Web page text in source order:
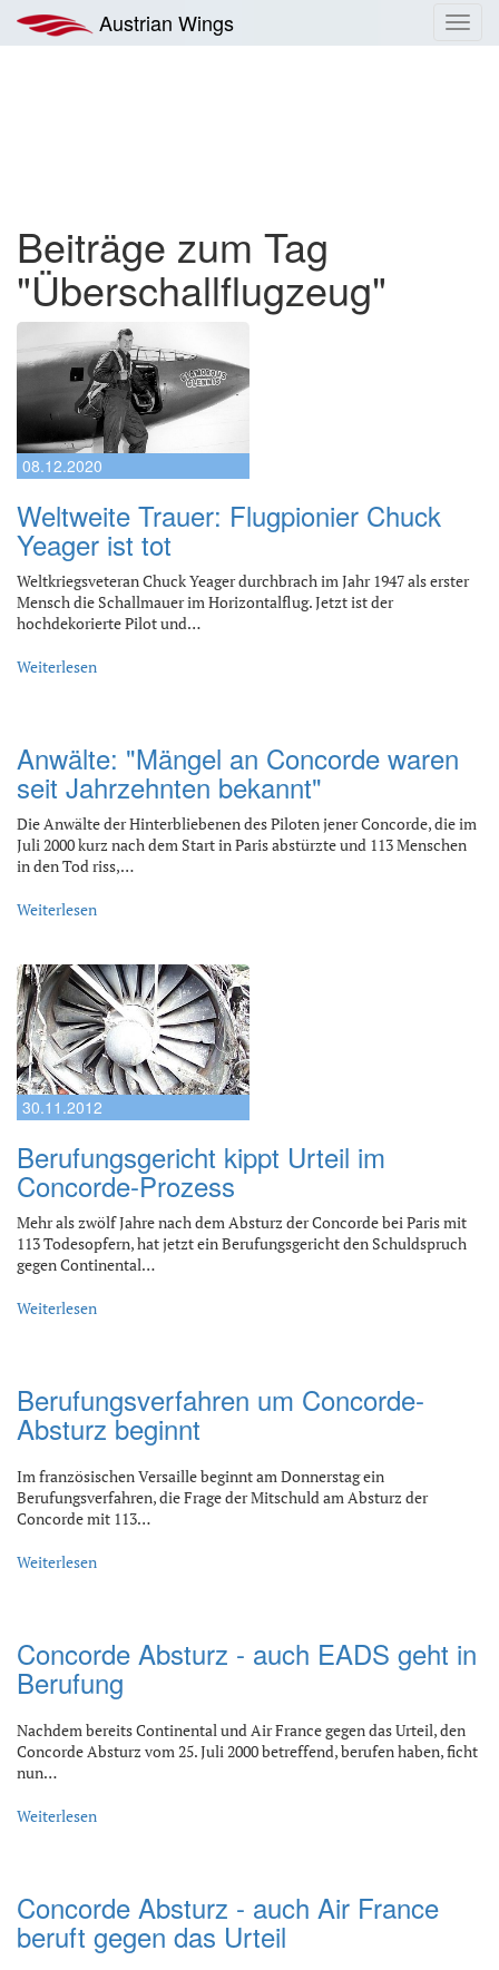
Inhalt
springen
Austrian Wings
Beiträge zum Tag
"Überschallflugzeug"
08.12.2020
Weltweite Trauer: Flugpionier Chuck
Yeager ist tot
Weltkriegsveteran Chuck Yeager durchbrach im Jahr 1947 als erster
Mensch die Schallmauer im Horizontalflug. Jetzt ist der
hochdekorierte Pilot und…
Weiterlesen
Anwälte: "Mängel an Concorde waren
seit Jahrzehnten bekannt"
Die Anwälte der Hinterbliebenen des Piloten jener Concorde, die im
Juli 2000 kurz nach dem Start in Paris abstürzte und 113 Menschen
in den Tod riss,…
Weiterlesen
30.11.2012
Berufungsgericht kippt Urteil im
Concorde-Prozess
Mehr als zwölf Jahre nach dem Absturz der Concorde bei Paris mit
113 Todesopfern, hat jetzt ein Berufungsgericht den Schuldspruch
gegen Continental…
Weiterlesen
Berufungsverfahren um Concorde-
Absturz beginnt
Im französischen Versaille beginnt am Donnerstag ein
Berufungsverfahren, die Frage der Mitschuld am Absturz der
Concorde mit 113…
Weiterlesen
Concorde Absturz - auch EADS geht in
Berufung
Nachdem bereits Continental und Air France gegen das Urteil, den
Concorde Absturz vom 25. Juli 2000 betreffend, berufen haben, ficht
nun…
Weiterlesen
Concorde Absturz - auch Air France
beruft gegen das Urteil